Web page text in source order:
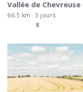
Vallée de Chevreuse
66.5 km
3 jours
8